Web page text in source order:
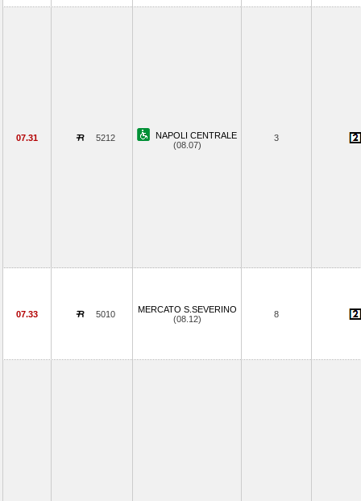
07.31 5212
NAPOLI CENTRALE
(08.07)
3
07.33 5010
MERCATO S.SEVERINO
(08.12)
8